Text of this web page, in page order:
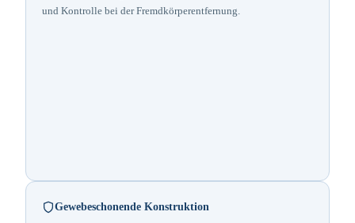
und Kontrolle bei der Fremdkörperentfernung.
Gewebeschonende Konstruktion